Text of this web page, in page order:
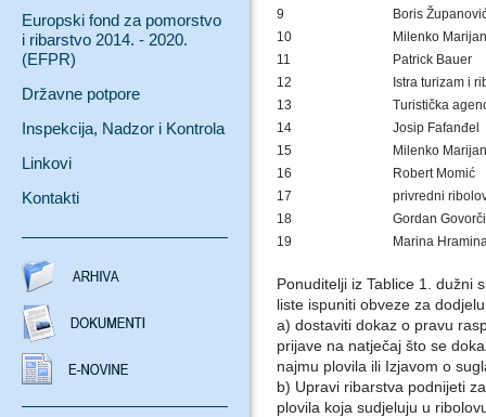
Europski fond za pomorstvo
i ribarstvo 2014. - 2020.
(EFPR)
Državne potpore
Inspekcija, Nadzor i Kontrola
Linkovi
Kontakti
9
Boris
10
Milenko
11
Patrick Bauer
12
Istra turizam i
13
Turistička
14
Josip Fafanđel
15
Milenko
16
Robert Momić
17
privredni
18
Gordan
19
Marina
Ponuditelji iz Tablice 1. dužni
liste ispuniti obveze za
a) dostaviti dokaz o pravu
prijave na natječaj što se
najmu plovila ili Izjavom o
b) Upravi ribarstva podnijeti
plovila koja sudjeluju u